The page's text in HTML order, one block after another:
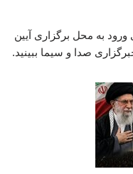
ورود به محل برگزاری آیین
صدا و سیما ببینید.